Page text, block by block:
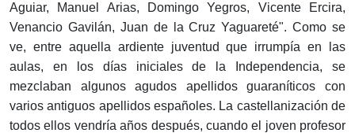
Aguiar, Manuel Arias, Domingo Yegros, Vicente Ercira,
Venancio Gavilán, Juan de la Cruz Yaguareté". Como se
ve, entre aquella ardiente juventud que irrumpía en las
aulas, en los días iniciales de la Independencia, se
mezclaban algunos agudos apellidos guaraníticos con
varios antiguos apellidos españoles. La castellanización de
todos ellos vendría años después, cuando el joven profesor